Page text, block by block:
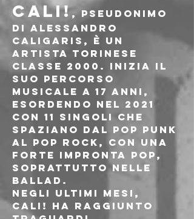
CALI!, pseudonimo
di Alessandro
Caligaris, è un
artista torinese
classe 2000. Inizia il
suo percorso
musicale a 17 anni,
esordendo nel 2021
con 11 singoli che
spaziano dal pop punk
al pop rock, con una
forte impronta pop,
soprattutto nelle
ballad.
Negli ultimi mesi,
CALI! ha raggiunto